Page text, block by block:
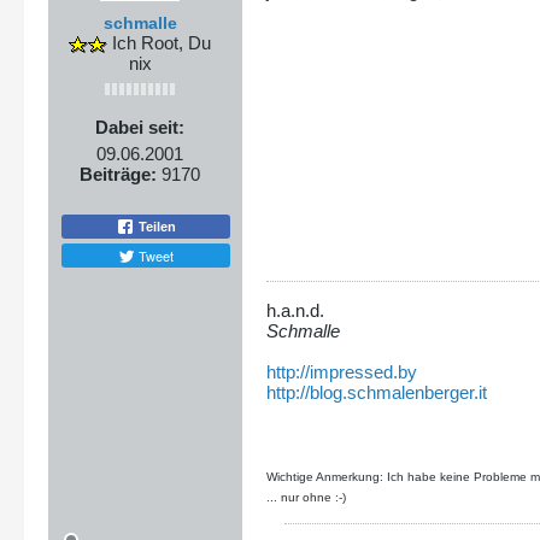
schmalle
Ich Root, Du
nix
Dabei seit:
09.06.2001
Beiträge: 9170
Teilen
Tweet
h.a.n.d.
Schmalle
http://impressed.by
http://blog.schmalenberger.it
Wichtige Anmerkung: Ich habe keine Probleme
... nur ohne :-)